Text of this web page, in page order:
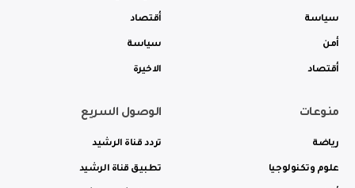
سياسة
أمن
أقتصاد
أقتصاد
سياسة
الاخيرة
منوعات
رياضة
علوم وتكنولوجيا
الوصول السريع
تردد قناة الرشيد
تطبيق قناة الرشيد